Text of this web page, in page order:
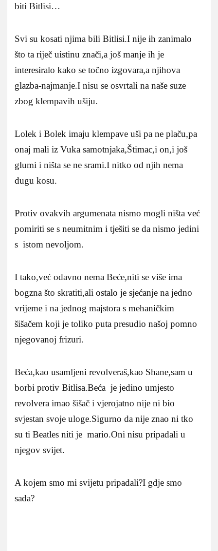
biti Bitlisi…
Svi su kosati njima bili Bitlisi.I nije ih zanimalo
što ta riječ uistinu znači,a još manje ih je
interesiralo kako se točno izgovara,a njihova
glazba-najmanje.I nisu se osvrtali na naše suze
zbog klempavih ušiju.
Lolek i Bolek imaju klempave uši pa ne plaču,pa
onaj mali iz Vuka samotnjaka,Štimac,i on,i još
glumi i ništa se ne srami.I nitko od njih nema
dugu kosu.
Protiv ovakvih argumenata nismo mogli ništa već
pomiriti se s neumitnim i tješiti se da nismo jedini
s istom nevoljom.
I tako,već odavno nema Beće,niti se više ima
bogzna što skratiti,ali ostalo je sjećanje na jedno
vrijeme i na jednog majstora s mehaničkim
šišačem koji je toliko puta presudio našoj pomno
njegovanoj frizuri.
Beća,kao usamljeni revolveraš,kao Shane,sam u
borbi protiv Bitlisa.Beća je jedino umjesto
revolvera imao šišač i vjerojatno nije ni bio
svjestan svoje uloge.Sigurno da nije znao ni tko
su ti Beatles niti je mario.Oni nisu pripadali u
njegov svijet.
A kojem smo mi svijetu pripadali?I gdje smo
sada?